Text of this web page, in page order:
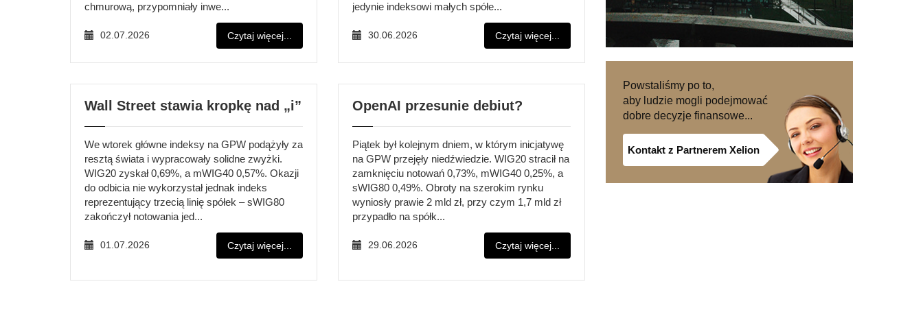
chmurową, przypomniały inwe...
02.07.2026 Czytaj więcej...
jedynie indeksowi małych spółe...
30.06.2026 Czytaj więcej...
Wall Street stawia kropkę nad „i”
We wtorek główne indeksy na GPW podążyły za
resztą świata i wypracowały solidne zwyżki.
WIG20 zyskał 0,69%, a mWIG40 0,57%. Okazji
do odbicia nie wykorzystał jednak indeks
reprezentujący trzecią linię spółek – sWIG80
zakończył notowania jed...
01.07.2026 Czytaj więcej...
OpenAI przesunie debiut?
Piątek był kolejnym dniem, w którym inicjatywę
na GPW przejęły niedźwiedzie. WIG20 stracił na
zamknięciu notowań 0,73%, mWIG40 0,25%, a
sWIG80 0,49%. Obroty na szerokim rynku
wyniosły prawie 2 mld zł, przy czym 1,7 mld zł
przypadło na spółk...
29.06.2026 Czytaj więcej...
Powstaliśmy po to,
aby ludzie mogli podejmować
dobre decyzje finansowe...
Kontakt z Partnerem Xelion